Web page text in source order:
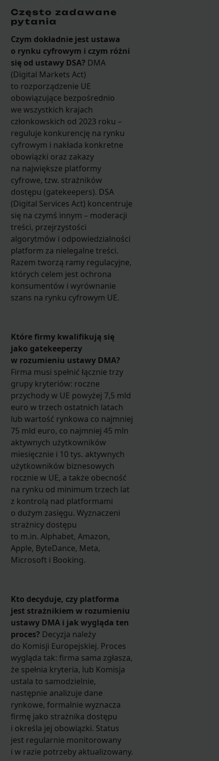
Często zadawane
pytania
Czym dokładnie jest ustawa
o rynku cyfrowym i czym różni
się od ustawy DSA? DMA
(Digital Markets Act)
to rozporządzenie UE
obowiązujące bezpośrednio
we wszystkich krajach
członkowskich od 2023 roku –
reguluje konkurencję na rynku
cyfrowym i nakłada konkretne
obowiązki oraz zakazy
na największe platformy
cyfrowe, tzw. strażników
dostępu (gatekeepers). DSA
(Digital Services Act) koncentruje
się na czymś innym – moderacji
treści, przejrzystości
algorytmów i odpowiedzialności
platform za nielegalne treści.
Razem tworzą ramy regulacyjne,
których celem jest ochrona
konsumentów i wyrównanie
szans na rynku cyfrowym UE.
Które firmy kwalifikują się
jako gatekeeperzy
w rozumieniu ustawy DMA?
Firma musi spełnić łącznie trzy
grupy kryteriów: roczne
przychody w UE powyżej 7,5 mld
euro w trzech ostatnich latach
lub wartość rynkowa co najmniej
75 mld euro, co najmniej 45 mln
aktywnych użytkowników
miesięcznie i 10 tys. aktywnych
użytkowników biznesowych
rocznie w UE, a także obecność
na rynku od minimum trzech lat
z kontrolą nad platformami
o dużym zasięgu. Wyznaczeni
strażnicy dostępu
to m.in. Alphabet, Amazon,
Apple, ByteDance, Meta,
Microsoft i Booking.
Kto decyduje, czy platforma
jest strażnikiem w rozumieniu
ustawy DMA i jak wygląda ten
proces? Decyzja należy
do Komisji Europejskiej. Proces
wygląda tak: firma sama zgłasza,
że spełnia kryteria, lub Komisja
ustala to samodzielnie,
następnie analizuje dane
rynkowe, formalnie wyznacza
firmę jako strażnika dostępu
i określa jej obowiązki. Status
jest regularnie monitorowany
i w razie potrzeby aktualizowany.